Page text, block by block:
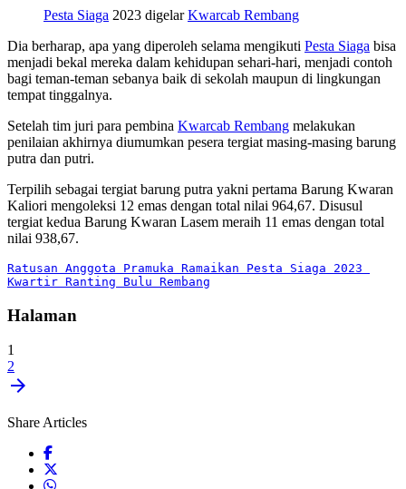
Pesta Siaga 2023 digelarKwarcab Rembang
Dia berharap, apa yang diperoleh selama mengikuti Pesta Siaga bisa
menjadi bekal mereka dalam kehidupan sehari-hari, menjadi contoh
bagi teman-teman sebanya baik di sekolah maupun di lingkungan
tempat tinggalnya.
Setelah tim juri para pembina Kwarcab Rembang melakukan
penilaian akhirnya diumumkan pesera tergiat masing-masing barung
putra dan putri.
Terpilih sebagai tergiat barung putra yakni pertama Barung Kwaran
Kaliori mengoleksi 12 emas dengan total nilai 964,67. Disusul
tergiat kedua Barung Kwaran Lasem meraih 11 emas dengan total
nilai 938,67.
Ratusan Anggota Pramuka Ramaikan Pesta Siaga 2023
Kwartir Ranting Bulu Rembang
Halaman
1
2
arrow_forward
Share Articles